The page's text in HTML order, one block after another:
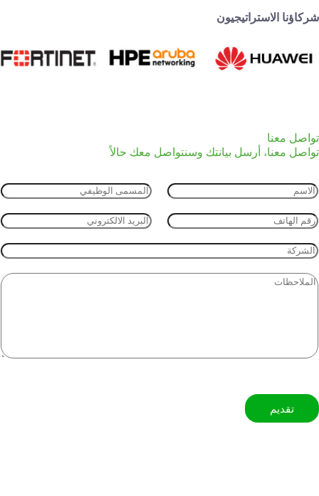
شركاؤنا الاستراتيجيون
تواصل معنا
تواصل معنا، أرسل بيانتك وسنتواصل معك حالاً
تقديم